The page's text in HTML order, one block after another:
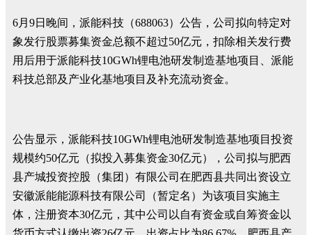
6月9日晚间，派能科技（688063）公告，公司拟向特定对
象发行股票募集资金总额不超过50亿元，扣除相关发行费
用后用于派能科技10GWh锂电池研发制造基地项目、派能
科技总部及产业化基地项目及补充流动资金。
公告显示，派能科技10GWh锂电池研发制造基地项目投资
规模约50亿元（拟投入募集资金30亿元），公司拟与肥西
县产城投资控股（集团）有限公司在肥西县共同出资设立
安徽派能能源科技有限公司（暂定名）为该项目实施主
体，注册资本30亿元，其中公司以自有资金或自筹资金以